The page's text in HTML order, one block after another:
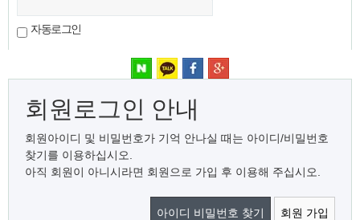
자동로그인
네이버 로그인
카카오 로그인
페이스북 로그인
구글 로그인
회원로그인 안내
회원아이디 및 비밀번호가 기억 안나실 때는 아이디/비밀번호
찾기를 이용하십시오.
아직 회원이 아니시라면 회원으로 가입 후 이용해 주십시오.
아이디 비밀번호 찾기 회원 가입